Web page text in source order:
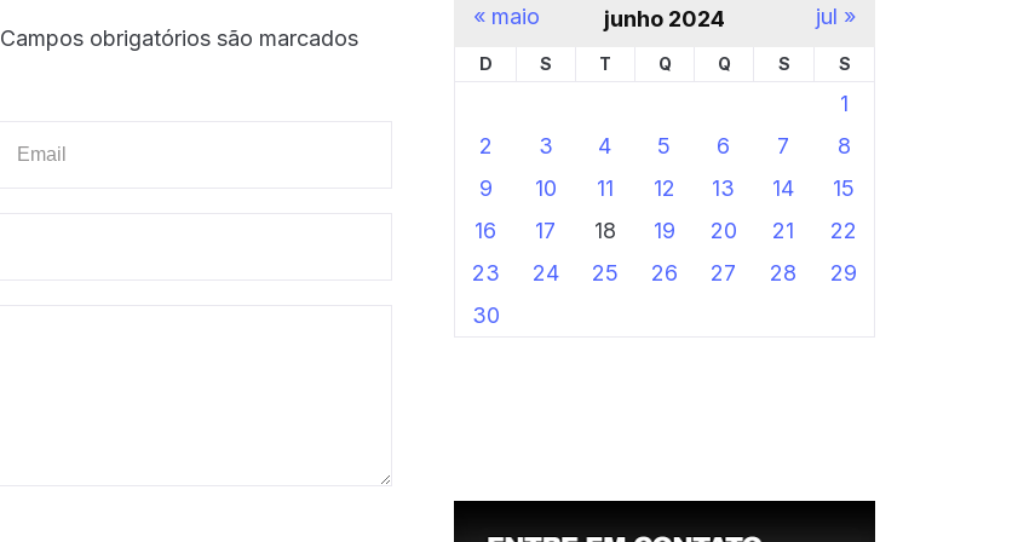
Campos obrigatórios são marcados
junho 2024
D S T Q Q S S
1
2
3 4 5 6 7
8
9
10 11 12 13 14
15
16
17 18 19 20 21
22
23
24 25 26 27 28
29
30
« maio jul »